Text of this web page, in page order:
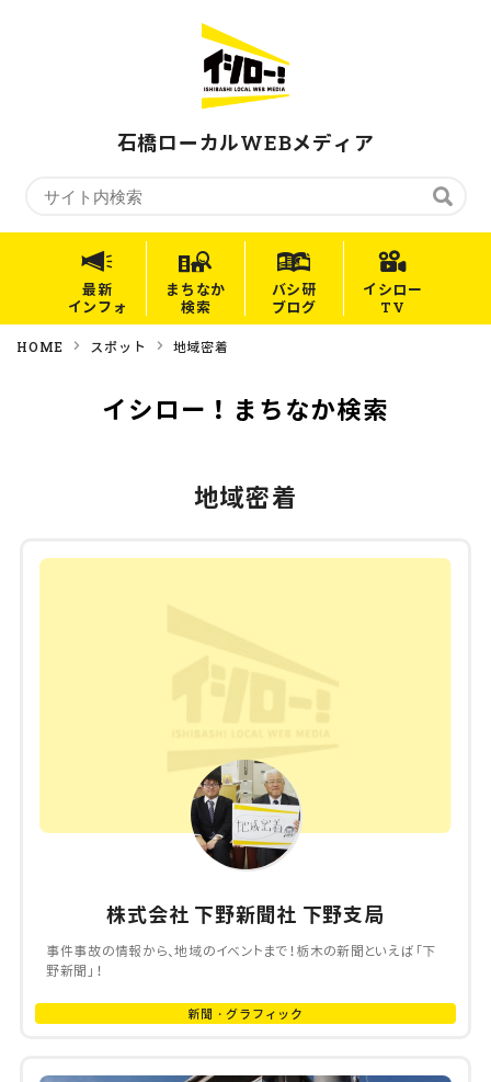
石橋ローカルWEBメディア
最新
インフォ
まちなか
検索
バシ研
ブログ
イシロー
TV
HOME スポット 地域密着
イシロー！まちなか検索
地域密着
株式会社 下野新聞社 下野支局
事件事故の情報から、地域のイベントまで！栃木の新聞といえば「下
野新聞」！
新聞・グラフィック